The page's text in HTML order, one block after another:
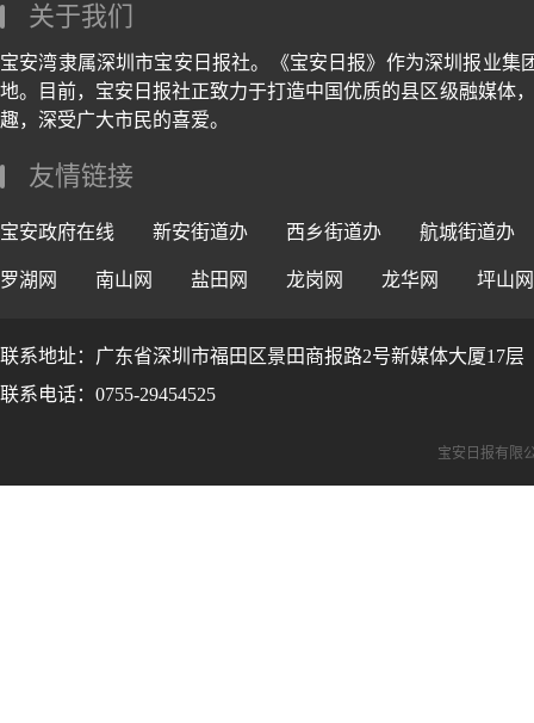
关于我们
宝安湾隶属深圳市宝安日报社。《宝安日报》作为深圳报业
地。目前，宝安日报社正致力于打造中国优质的县区级融媒体
趣，深受广大市民的喜爱。
友情链接
宝安政府在线 新安街道办 西乡街道办 航城街道办
罗湖网 南山网 盐田网 龙岗网 龙华网 坪山网
联系地址：广东省深圳市福田区景田商报路2号新媒体大厦17层
联系电话：0755-29454525
宝安日报有限